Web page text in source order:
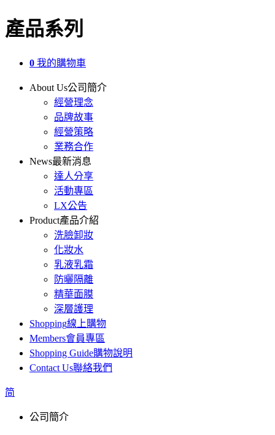
產品系列
0 我的購物車
About Us公司簡介
經營理念
品牌故事
經營策略
業務合作
News最新消息
達人分享
活動專區
LX公告
Product產品介紹
洗臉卸妝
化妝水
乳液乳霜
防曬隔離
精華面膜
深層護理
Shopping線上購物
Members會員專區
Shopping Guide購物說明
Contact Us聯絡我們
简
公司簡介